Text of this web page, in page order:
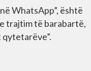
WhatsApp”, është
trajtim të barabartë,